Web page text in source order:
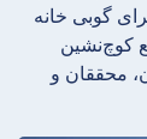
گوبی خانه
کوچ‌نشین
محققان و